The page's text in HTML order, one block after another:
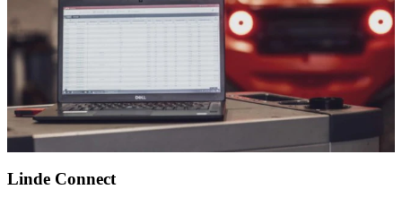
Linde Connect